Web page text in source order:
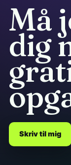
Må
dig
Skriv til mig